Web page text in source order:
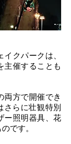
クパークは、
主催することも
両方で開催でき
さらに壮観特別
ー照明器具、花
です。